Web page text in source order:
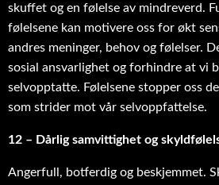
skuffet og en følelse av mindreverd.
følelsene kan motivere oss for økt
andres meninger, behov og følelser.
sosial ansvarlighet og forhindre at vi
selvopptatte. Følelsene stopper oss
som strider mot vår selvoppfattelse.
12 – Dårlig samvittighet og
Angerfull, botferdig og beskjemmet.